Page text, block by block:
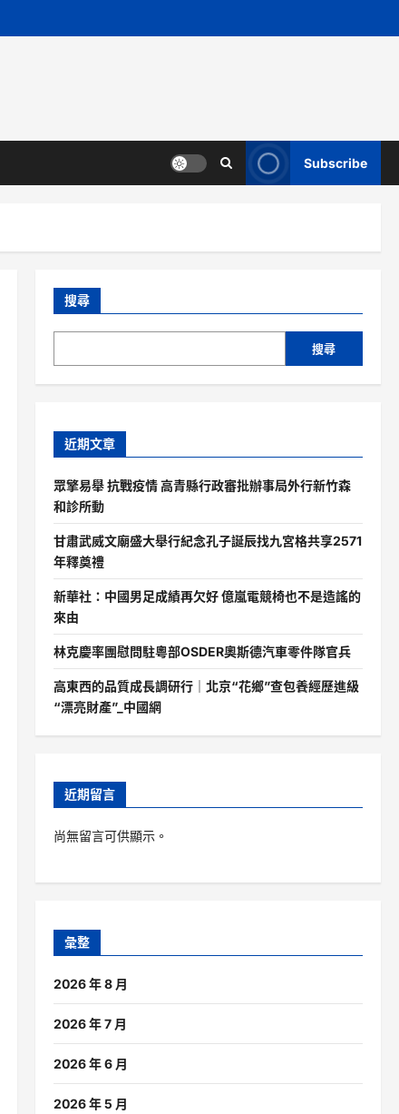
Subscribe
搜尋
搜尋
近期文章
眾擎易舉 抗戰疫情 高青縣行政審批辦事局外行新竹森
和診所動
甘肅武威文廟盛大舉行紀念孔子誕辰找九宮格共享2571
年釋奠禮
新華社：中國男足成績再欠好 億嵐電競椅也不是造謠的
來由
林克慶率團慰問駐粵部OSDER奧斯德汽車零件隊官兵
高東西的品質成長調研行｜北京“花鄉”查包養經歷進級
“漂亮財產”_中國網
近期留言
尚無留言可供顯示。
彙整
2026 年 8 月
2026 年 7 月
2026 年 6 月
2026 年 5 月